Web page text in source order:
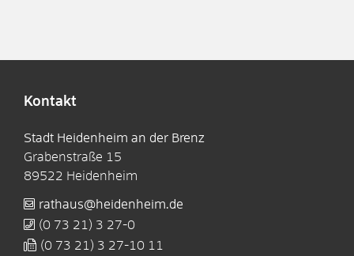
Kontakt
Stadt Heidenheim an der Brenz
Grabenstraße 15
89522 Heidenheim
rathaus@heidenheim.de
(0 73 21) 3 27-0
(0 73 21) 3 27-10 11